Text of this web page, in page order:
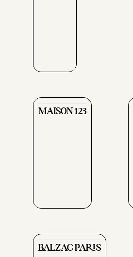
MAISON 123
BALZAC PARIS